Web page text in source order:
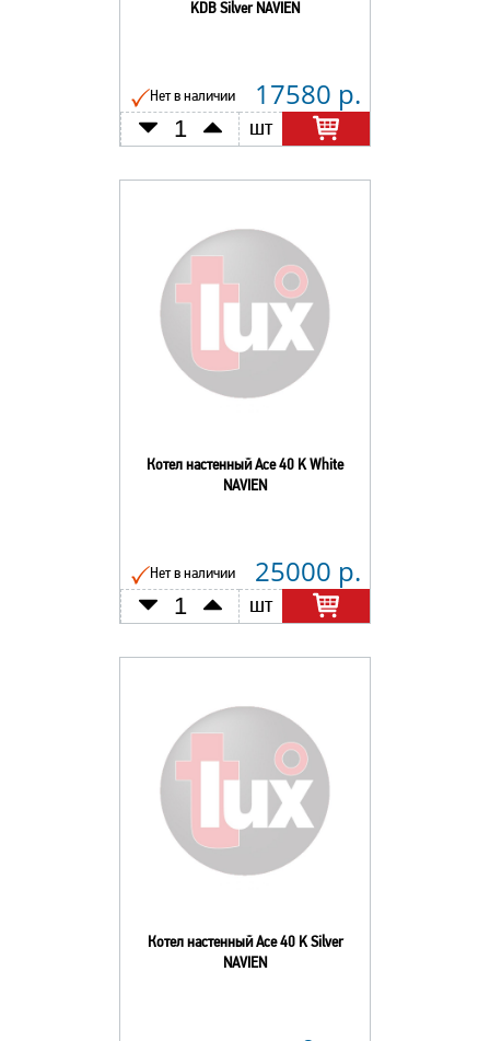
KDB Silver NAVIEN
Нет в наличии 17580 р.
шт
Котел настенный Ace 40 K White
NAVIEN
Нет в наличии 25000 р.
шт
Котел настенный Ace 40 K Silver
NAVIEN